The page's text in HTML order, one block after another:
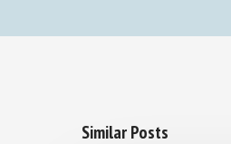
Similar Posts